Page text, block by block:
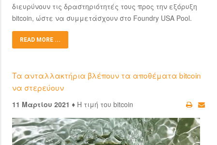
διευρύνουν τις δραστηριότητές τους προς την εξόρυξη
bitcoin, ώστε να συμμετάσχουν στο Foundry USA Pool.
READ MORE ...
Τα ανταλλακτήρια βλέπουν τα αποθέματα bitcoin
να στερεύουν
11 Μαρτίου 2021 ♦ Η τιμή του bitcoin